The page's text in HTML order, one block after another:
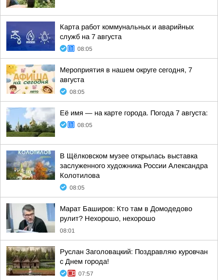
Карта работ коммунальных и аварийных
служб на 7 августа
08:05
Мероприятия в нашем округе сегодня, 7
августа
08:05
Её имя — на карте города. Погода 7 августа:
08:05
В Щёлковском музее открылась выставка
заслуженного художника России Александра
Колотилова
08:05
Марат Баширов: Кто там в Домодедово
рулит? Нехорошо, нехорошо
08:01
Руслан Заголовацкий: Поздравляю куровчан
с Днем города!
07:57